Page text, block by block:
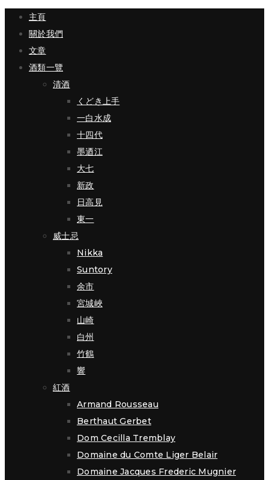
主頁
關於我們
文章
酒類一覽
清酒
くどき上手
一白水成
十四代
墨迺江
大七
新政
日高見
東一
威士忌
Nikka
Suntory
余市
宮城峽
山崎
白州
竹鶴
響
紅酒
Armand Rousseau
Berthaut Gerbet
Dom Cecilla Tremblay
Domaine du Comte Liger Belair
Domaine Jacques Frederic Mugnier